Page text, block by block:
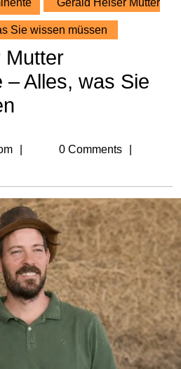
Gerald Heiser Mutter
Sie wissen müssen
Mutter
– Alles, was Sie
7,
billionvalues2@gmail.com
0 Comments